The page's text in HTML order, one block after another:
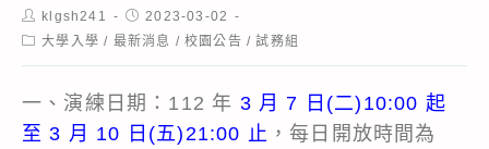
Post
author:
klgsh241
Post
published:
2023-03-02
Post大學入學 / 最新消息 / 校園公告 / 試務組
一、演練日期：112 年 3 月 7 日(二)10:00 起
至 3 月 10 日(五)21:00 止 ，每日開放時間為